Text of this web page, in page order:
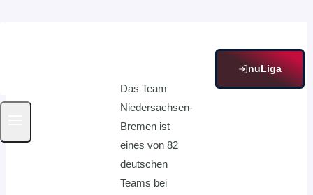
nuLiga
Das Team
Niedersachsen-
Bremen ist
eines von 82
deutschen
Teams bei